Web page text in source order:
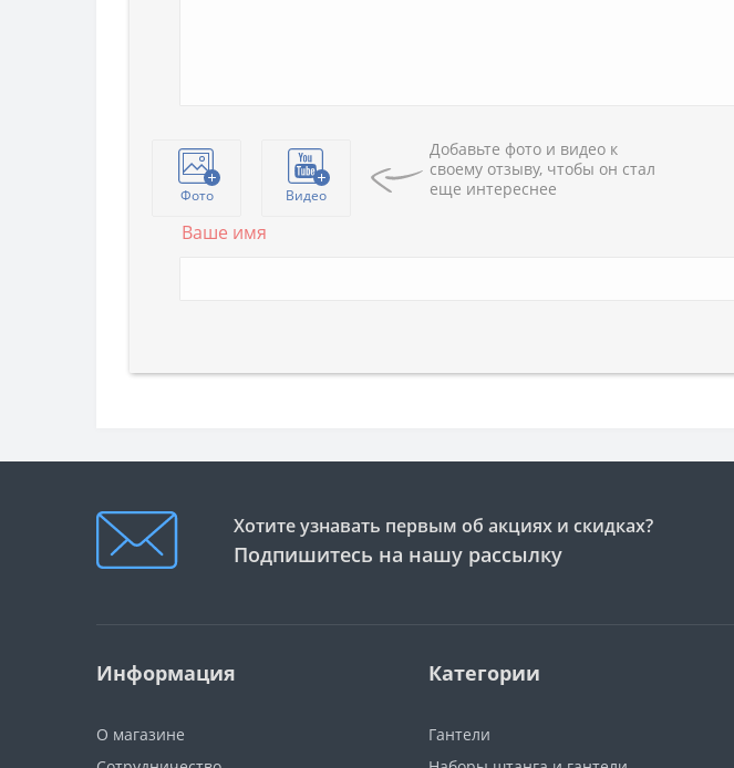
Фото Видео
Добавьте фото и видео к
своему отзыву, чтобы он стал
еще интереснее
Ваше имя
Хотите узнавать первым об акциях и скидках?
Подпишитесь на нашу рассылку
Информация
О магазине
Категории
Гантели